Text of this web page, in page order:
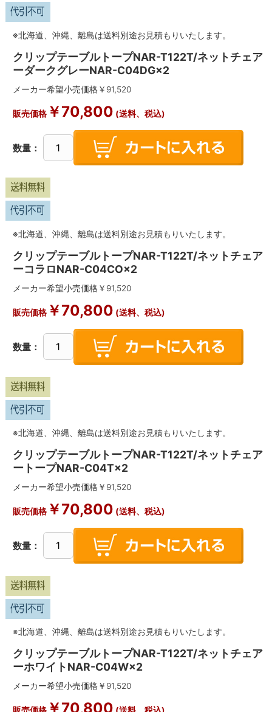
※北海道、沖縄、離島は送料別途お見積もりいたします。
クリップテーブルトープNAR-T122T/ネットチェア
ーダークグレーNAR-C04DG×2
メーカー希望小売価格￥ 91,520
販売価格￥70,800 (送料、税込)
数量：
※北海道、沖縄、離島は送料別途お見積もりいたします。
クリップテーブルトープNAR-T122T/ネットチェア
ーコラロNAR-C04CO×2
メーカー希望小売価格￥ 91,520
販売価格￥70,800 (送料、税込)
数量：
※北海道、沖縄、離島は送料別途お見積もりいたします。
クリップテーブルトープNAR-T122T/ネットチェア
ートープNAR-C04T×2
メーカー希望小売価格￥ 91,520
販売価格￥70,800 (送料、税込)
数量：
※北海道、沖縄、離島は送料別途お見積もりいたします。
クリップテーブルトープNAR-T122T/ネットチェア
ーホワイトNAR-C04W×2
メーカー希望小売価格￥ 91,520
￥70,800